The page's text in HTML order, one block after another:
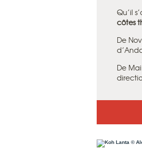
Qu’il
côtes
De
De